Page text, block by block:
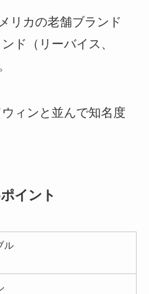
リカの老舗ブランド
ド（リーバイス、
ィンと並んで知名度
イント
ル